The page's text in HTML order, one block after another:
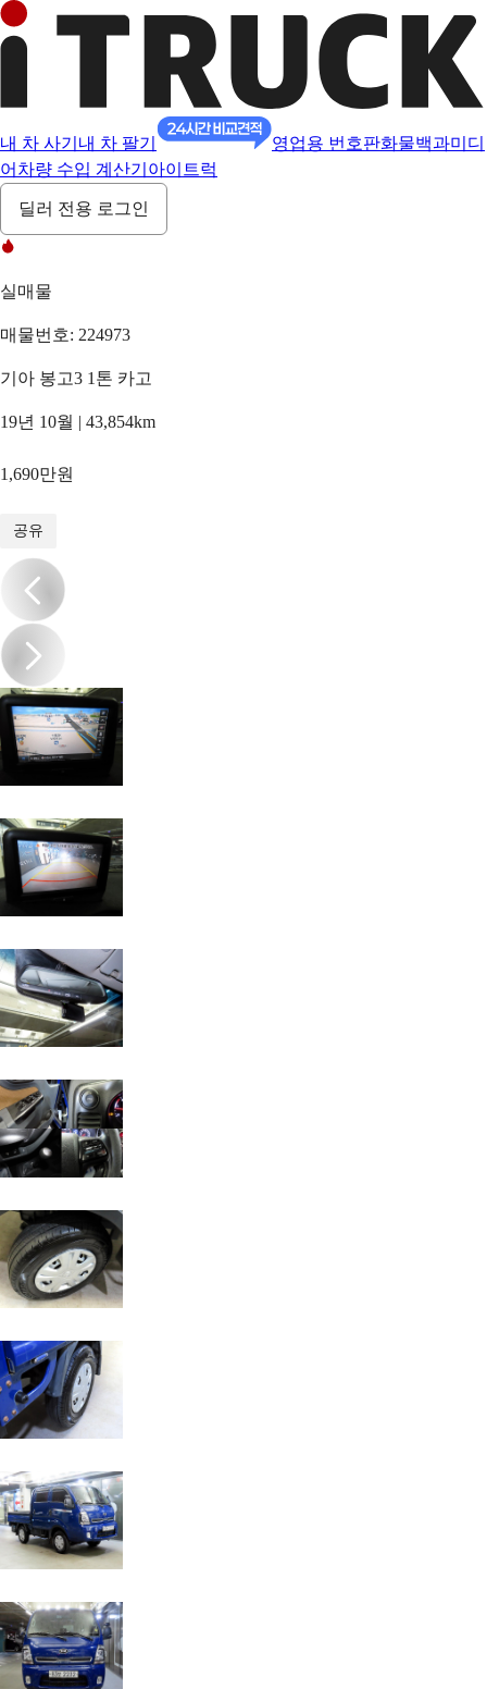
내 차 사기 내 차 팔기 영업용 번호판화물백과미디
어 차량 수입 계산기 아이트럭
딜러 전용 로그인
실매물
매물번호: 224973
기아 봉고3 1톤 카고
19년 10월 | 43,854km
1,690만원
공유
/20